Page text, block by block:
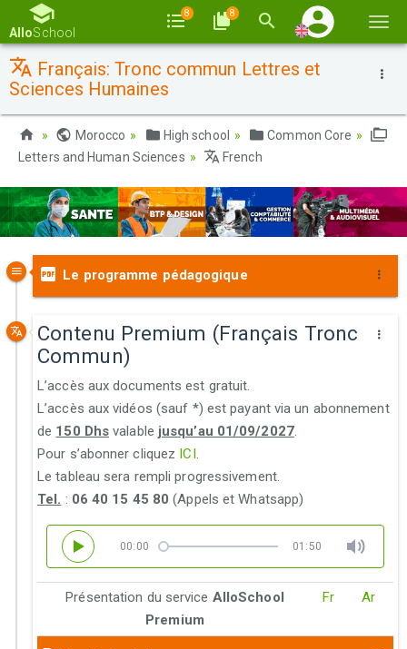
AlloSchool
8 8
Français: Tronc commun Lettres et
Sciences Humaines
Morocco High school
Common Core
Letters and Human Sciences
French
Le programme pédagogique
Contenu Premium (Français Tronc
Commun)
L’accès aux documents est gratuit.
L’accès aux vidéos (sauf *) est payant via un abonnement
de 150 Dhs valable jusqu’au 01/09/2027.
Pour s’abonner cliquez ICI .
Le tableau sera rempli progressivement.
Tel. : 06 40 15 45 80 (Appels et Whatsapp)
00:00 01:50
Présentation du service AlloSchool
Premium
Fr Ar